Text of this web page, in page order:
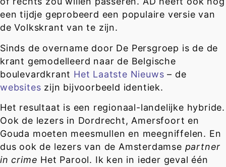
een tijdje geprobeerd een populaire versie van
de Volkskrant van te zijn.
Sinds de overname door De Persgroep is de de
krant gemodelleerd naar de Belgische
boulevardkrant Het Laatste Nieuws – de
websites zijn bijvoorbeeld identiek.
Het resultaat is een regionaal-landelijke hybride.
Ook de lezers in Dordrecht, Amersfoort en
Gouda moeten meesmullen en meegniffelen. En
dus ook de lezers van de Amsterdamse partner
in crime Het Parool. Ik ken in ieder geval één